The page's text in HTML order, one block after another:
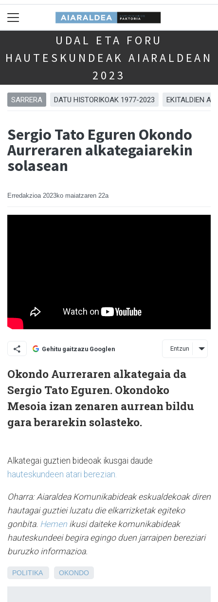
UDAL ETA FORU
HAUTESKUNDEAK AIARALDEAN
2023
SARRERA DATU HISTORIKOAK 1977-2023 EKITALDIEN
Sergio Tato Eguren Okondo
Aurreraren alkategaiarekin
solasean
Erredakzioa 2023ko maiatzaren 22a
Gehitu gaitzazu Googlen Entzun
Okondo Aurreraren alkategaia da
Sergio Tato Eguren. Okondoko
Mesoia izan zenaren aurrean bildu
gara berarekin solasteko.
Alkategai guztien bideoak ikusgai daude
hauteskundeen atari berezian.
Oharra: Aiaraldea Komunikabideak eskualdekoak diren
hautagai guztiei luzatu die elkarrizketak egiteko
gonbita. Hemen ikusi daiteke komunikabideak
hauteskundeei begira egingo duen jarraipen bereziari
buruzko informazioa.
POLITIKA OKONDO